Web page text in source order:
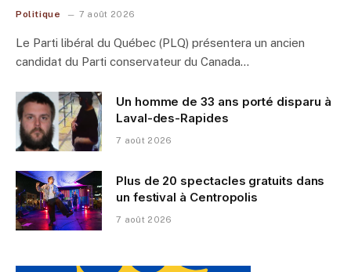
Politique 7 août 2026
Le Parti libéral du Québec (PLQ) présentera un ancien
candidat du Parti conservateur du Canada…
Un homme de 33 ans porté disparu à
Laval-des-Rapides
7 août 2026
Plus de 20 spectacles gratuits dans
un festival à Centropolis
7 août 2026